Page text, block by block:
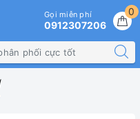
0
Gọi miễn phí
0912307206